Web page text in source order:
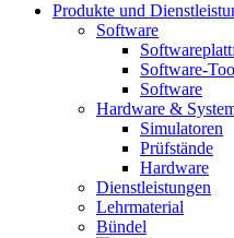
Produkte und
Software
Software-
Software
Hardware &
Simulatoren
Prüfstände
Hardware
Dienstleistungen
Lehrmaterial
Bündel